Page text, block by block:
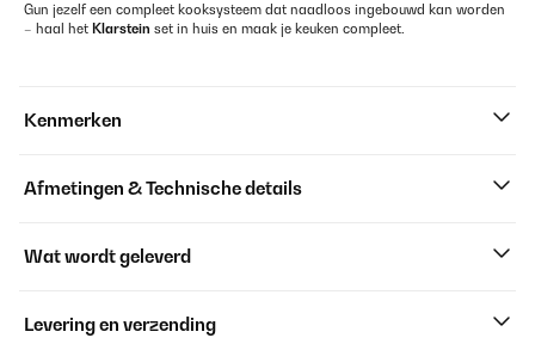
Gun jezelf een compleet kooksysteem dat naadloos ingebouwd kan worden
– haal het Klarstein set in huis en maak je keuken compleet.
Kenmerken
Afmetingen & Technische details
Wat wordt geleverd
Levering en verzending